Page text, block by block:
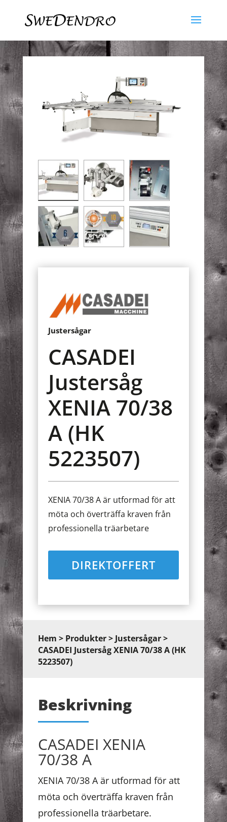
Justersågar
CASADEI
Justersåg
XENIA 70/38
A (HK
5223507)
XENIA 70/38 A är utformad för att
möta och överträffa kraven från
professionella träarbetare
DIREKTOFFERT
Hem > Produkter> Justersågar>
CASADEI Justersåg XENIA 70/38 A (HK
5223507)
Beskrivning
CASADEI XENIA
70/38 A
XENIA 70/38 A är utformad för att
möta och överträffa kraven från
professionella träarbetare.